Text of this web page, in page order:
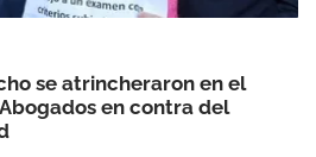
se atrincheraron en el
en contra del